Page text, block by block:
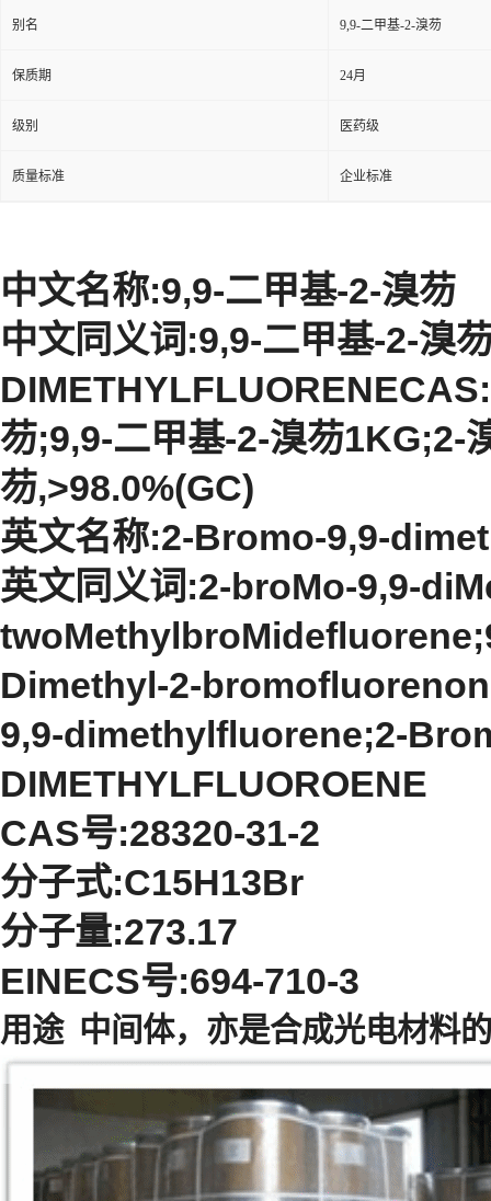
别名 9,9-二甲基-2-溴芴
保质期 24月
级别 医药级
质量标准 企业标准
中文名称:9,9-二甲基-2-溴芴
中文同义词:9,9-二甲基-2-溴
芴;9,9-二甲基-2-溴芴1KG;2-
芴,>98.0%(GC)
英文名称:2-Bromo-9,9-
英文同义词:2-broMo-9,9-
Dimethyl-2-
9,9-dimethylfluorene;2-
DIMETHYLFLUOROENE
CAS号:28320-31-2
分子式:C15H13Br
分子量:273.17
EINECS号:694-710-3
用途 中间体，亦是合成光电材料